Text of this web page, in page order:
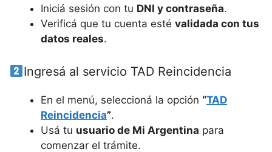
Iniciá sesión con tu DNI y contraseña.
Verificá que tu cuenta esté validada con tus
datos reales.
Ingresá al servicio TAD Reincidencia
En el menú, seleccioná la opción “TAD
Reincidencia”.
Usá tu usuario de Mi Argentina para
comenzar el trámite.